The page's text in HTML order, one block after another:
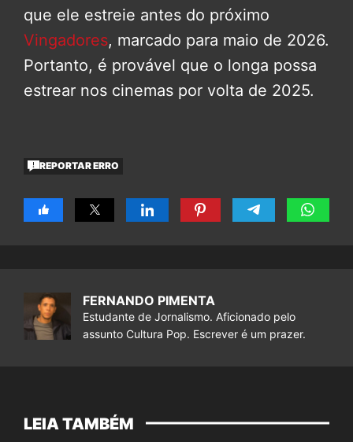
que ele estreie antes do próximo
Vingadores, marcado para maio de 2026.
Portanto, é provável que o longa possa
estrear nos cinemas por volta de 2025.
REPORTAR ERRO
FERNANDO PIMENTA
Estudante de Jornalismo. Aficionado pelo
assunto Cultura Pop. Escrever é um prazer.
LEIA TAMBÉM